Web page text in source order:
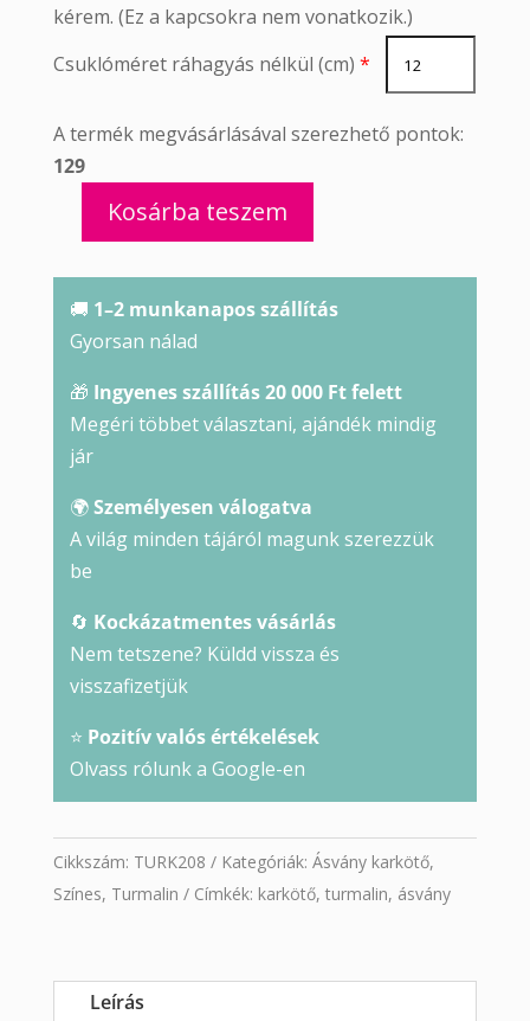
kérem. (Ez a kapcsokra nem vonatkozik.)
Csuklóméret ráhagyás nélkül (cm) *
A termék megvásárlásával szerezhető pontok:
129
TurmalinKosárba teszem
🚚 1–2 munkanapos szállítás
Gyorsan nálad
🎁 Ingyenes szállítás 20 000 Ft felett
Megéri többet választani, ajándék mindig
jár
🌍Személyesen válogatva
A világ minden tájáról magunk szerezzük
be
🔄 Kockázatmentes vásárlás
Nem tetszene? Küldd vissza és
visszafizetjük
⭐ Pozitív valós értékelések
Olvass rólunk a Google-en
Cikkszám: TURK208 Kategóriák: Ásvány karkötő,
Színes, Turmalin Címkék: karkötő, turmalin, ásvány
Leírás